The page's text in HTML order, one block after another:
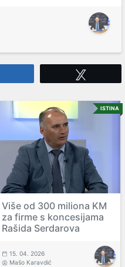
ISTINA
Više od 300 miliona KM
za firme s koncesijama
Rašida Serdarova
15. 04. 2026
Mašo Karavdić